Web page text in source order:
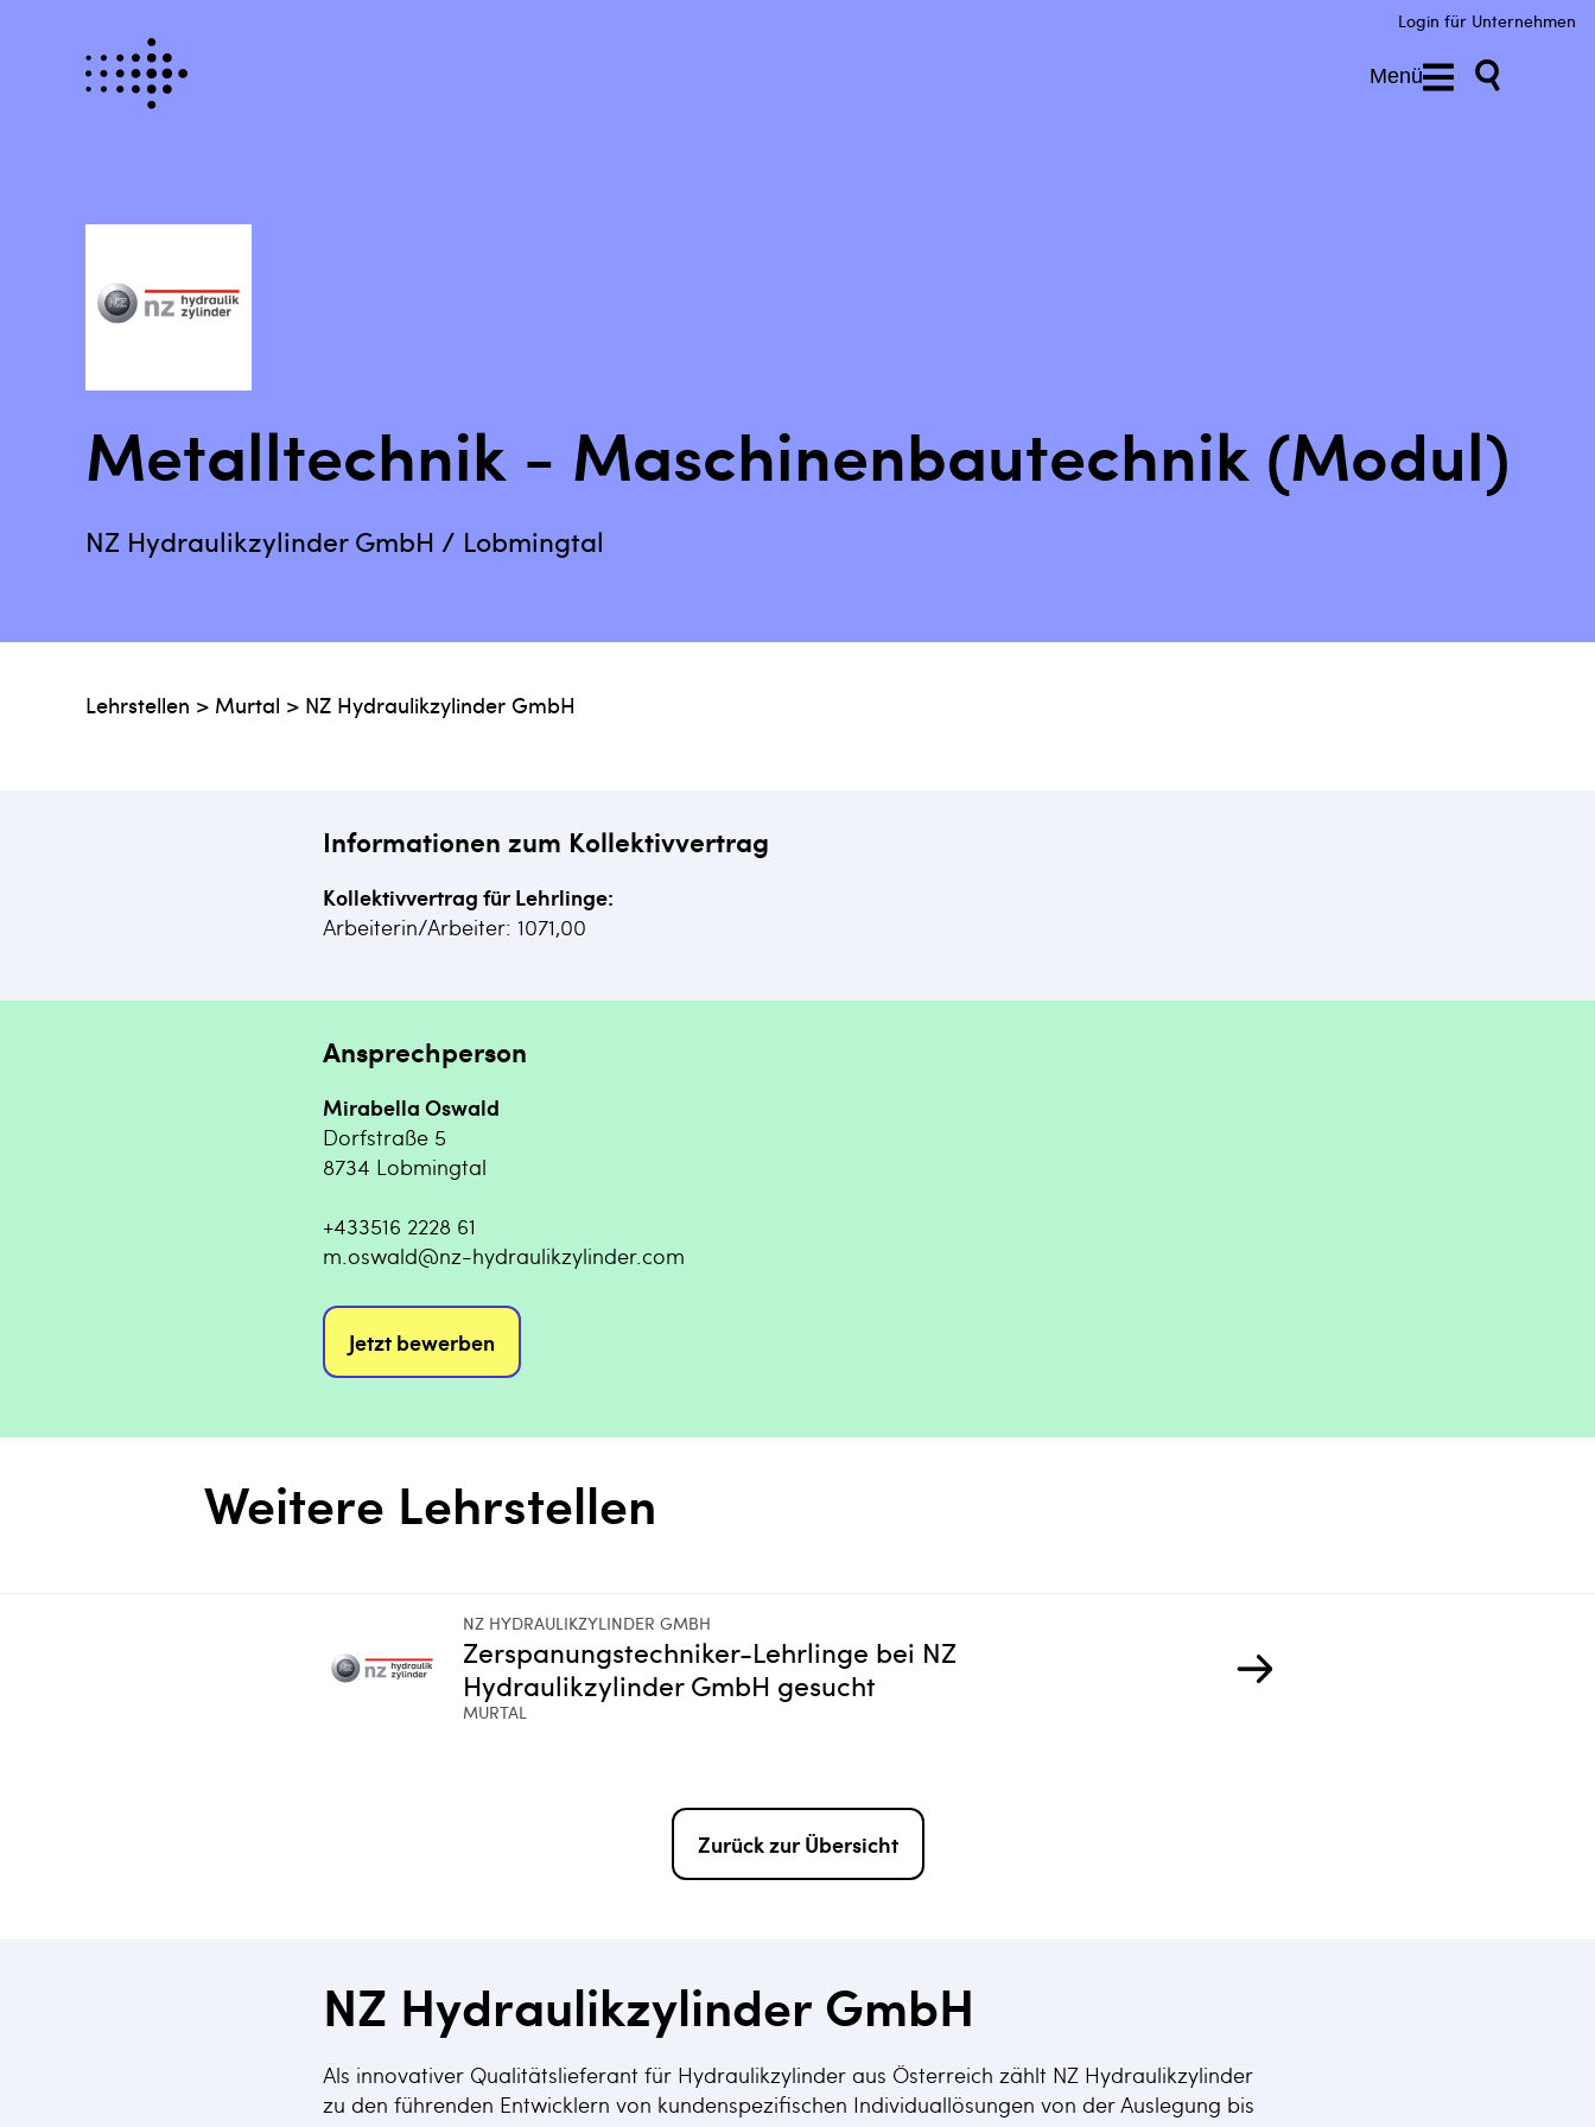
Menü
Login für Unternehmen
Metalltechnik - Maschinenbautechnik (Modul)
NZ Hydraulikzylinder GmbH / Lobmingtal
Lehrstellen > Murtal > NZ Hydraulikzylinder GmbH
Informationen zum Kollektivvertrag
Kollektivvertrag für Lehrlinge:
Arbeiterin/Arbeiter: 1071,00
Ansprechperson
Mirabella Oswald
Dorfstraße 5
8734 Lobmingtal
+433516 2228 61
m.oswald@nz-hydraulikzylinder.com
Jetzt bewerben
Weitere Lehrstellen
NZ HYDRAULIKZYLINDER GMBH
Zerspanungstechniker-Lehrlinge bei NZ
Hydraulikzylinder GmbH gesucht
MURTAL
Zurück zur Übersicht
NZ Hydraulikzylinder GmbH
Als innovativer Qualitätslieferant für Hydraulikzylinder aus Österreich zählt NZ Hydraulikzylinder
zu den führenden Entwicklern von kundenspezifischen Individuallösungen von der Auslegung bis